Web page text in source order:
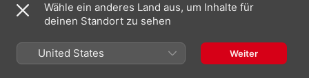
Wähle ein anderes Land aus, um Inhalte für
deinen Standort zu sehen
United States Weiter